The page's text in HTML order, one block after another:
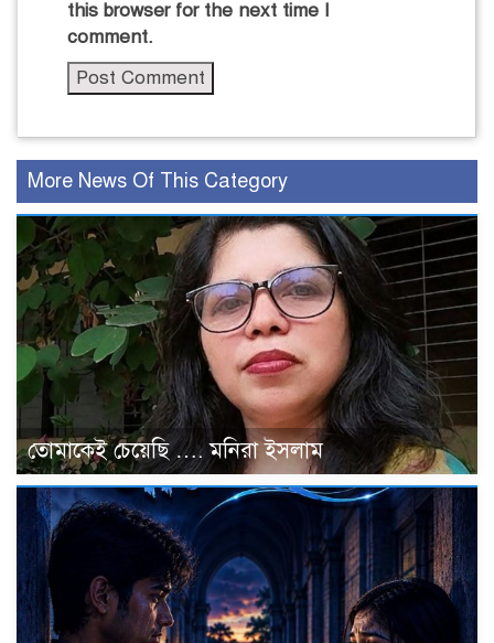
this browser for the next time I
comment.
More News Of This Category
তোমাকেই চেয়েছি …. মনিরা ইসলাম